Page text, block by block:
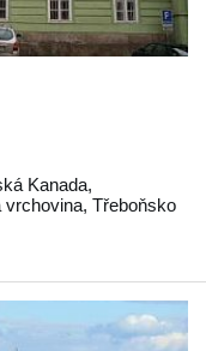
Kanada,
vrchovina, Třeboňsko